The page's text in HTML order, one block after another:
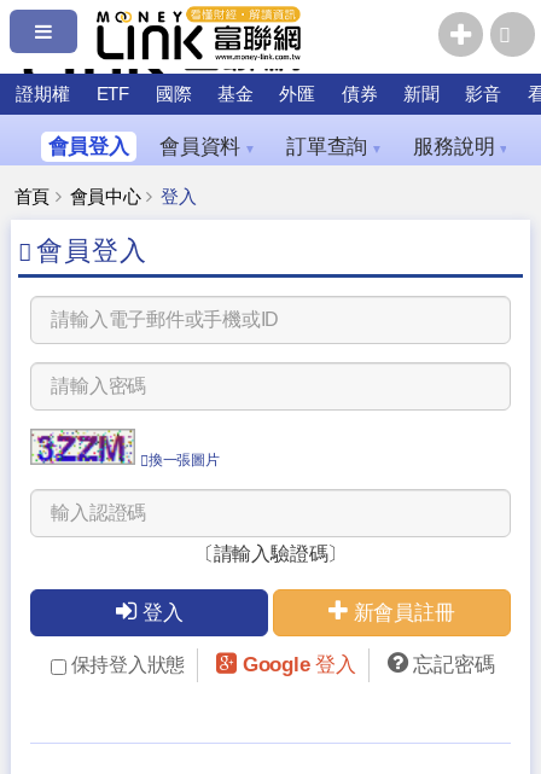
證期權 ETF 國際 基金 外匯 債券 新聞 影音
會員登入 會員資料 ▼ 訂單查詢 ▼ 服務說明 ▼
首頁 會員中心 登入
會員登入
換一張圖片
〔請輸入驗證碼〕
登入 新會員註冊
保持登入狀態 Google 登入 忘記密碼